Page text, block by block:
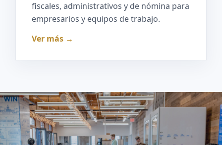
fiscales, administrativos y de nómina para
empresarios y equipos de trabajo.
Ver más →